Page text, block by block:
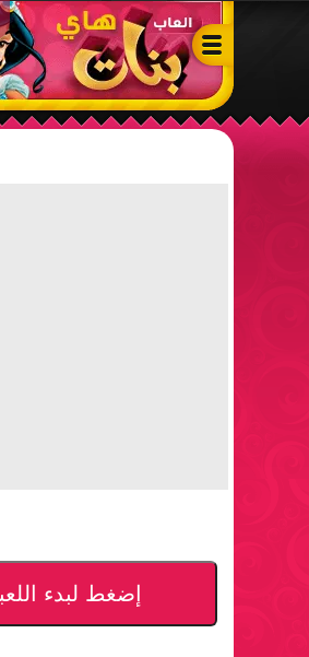
ألعاب بنات هاي – أفضل ألعاب
إضغط لبدء